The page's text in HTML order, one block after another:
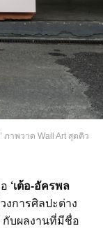
ภาพวาด Wall Art สุดคิว
‘เต้อ-อัครพล
การศิลปะต่าง
กับผลงานที่มีชื่อ